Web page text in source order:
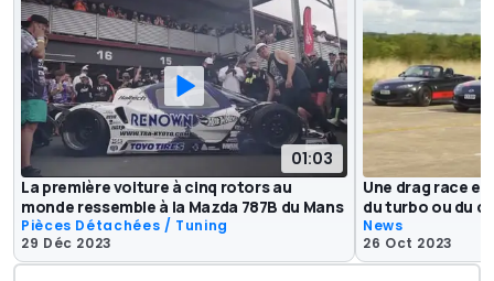
01:03
La première voiture à cinq rotors au
monde ressemble à la Mazda 787B du Mans
Pièces Détachées / Tuning
29 Déc 2023
Une drag race
du turbo ou du
News
26 Oct 2023